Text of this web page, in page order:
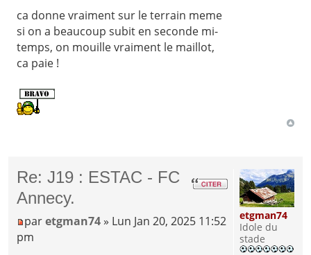
ca donne vraiment sur le terrain meme
si on a beaucoup subit en seconde mi-
temps, on mouille vraiment le maillot,
ca paie !
Re: J19 : ESTAC - FC
Annecy.
paretgman74 » Lun Jan 20, 2025 11:52
pm
etgman74
Idole du
stade